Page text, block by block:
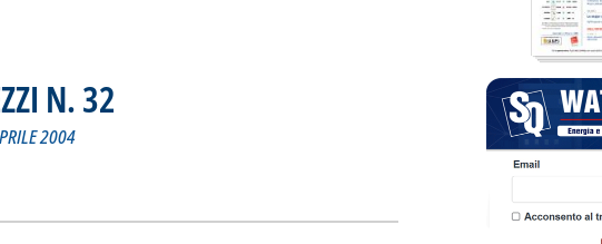
N. 32
2004
PREZZI N. 32'
notizia